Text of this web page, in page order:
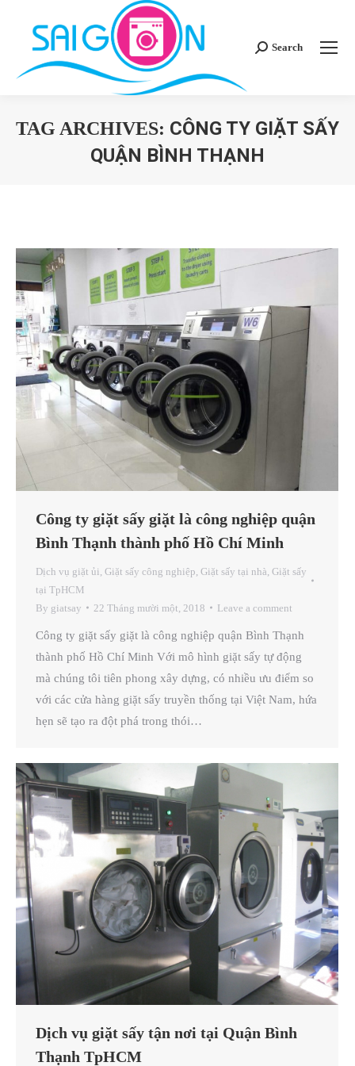
Search:
Search
TAG ARCHIVES: CÔNG TY GIẶT SẤY
QUẬN BÌNH THẠNH
Công ty giặt sấy giặt là công nghiệp quận
Bình Thạnh thành phố Hồ Chí Minh
Dịch vụ giặt ủi Giặt sấy công nghiệp Giặt sấy tại nhà Giặt sấy
tại TpHCM
By giatsay 22 Tháng mười một, 2018 Leave a comment
Công ty giặt sấy giặt là công nghiệp quận Bình Thạnh
thành phố Hồ Chí Minh Với mô hình giặt sấy tự động
mà chúng tôi tiên phong xây dựng, có nhiều ưu điểm so
với các cửa hàng giặt sấy truyền thống tại Việt Nam, hứa
hẹn sẽ tạo ra đột phá trong thói…
Dịch vụ giặt sấy tận nơi tại Quận Bình
Thạnh TpHCM